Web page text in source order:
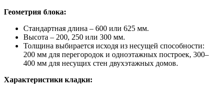
Геометрия блока:
Стандартная длина – 600 или 625 мм.
Высота – 200, 250 или 300 мм.
Толщина выбирается исходя из несущей способности:
200 мм для перегородок и одноэтажных построек, 300–
400 мм для несущих стен двухэтажных домов.
Характеристики кладки: